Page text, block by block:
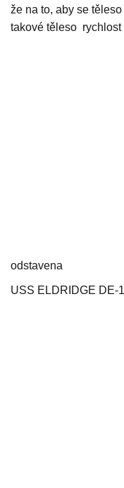
že na to, aby se
takové těleso rychlost
odstavena
USS ELDRIDGE DE-